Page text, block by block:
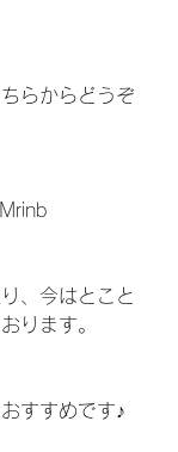
らからどうぞ
、今はとこと
ります。
すすめです♪